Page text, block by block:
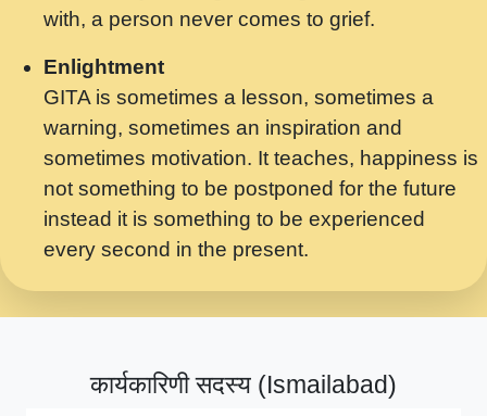
मेरे मन हरी का ध्यान लगा - भजन भाव - 2018 -
Rishikesh - Swami Gyananand Ji
Maharaj.mp3
यह हसरत तलब ह नकज कमर Yahi Hasraten
Talab Hai Bhav Pravah #bhajan.mp3
लडल ज बल ल क ज न लग Sadhvi Purnima Ji
7.9.2021 जवल नगर दलल #बसर.mp3
सख भ मझ पयर ह दख भ मझ पयर ह!छड म कस दत
सपरहट भजन 2021 - तर अखय ह जद भर बहर ज म
सपरहट शयम भजन - जय जय शयम जय जय शयम
with, a person never comes to grief.
Enlightment
GITA is sometimes a lesson, sometimes a
warning, sometimes an inspiration and
sometimes motivation. It teaches, happiness is
not something to be postponed for the future
instead it is something to be experienced
every second in the present.
कार्यकारिणी सदस्य (Ismailabad)